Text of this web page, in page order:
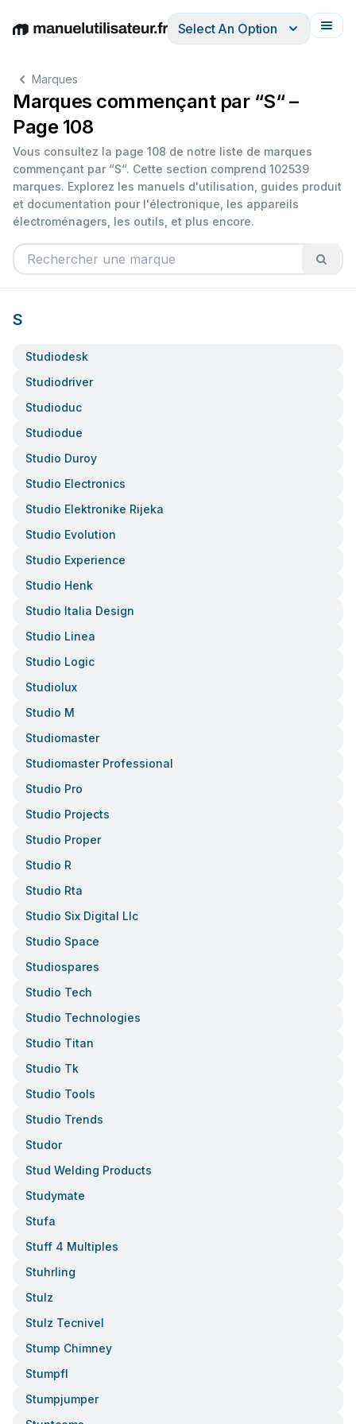
EnglishDeutschEspañolItalianoFrançais
Select An Option
Marques
Marques commençant par “S“ –
Page 108
Vous consultez la page 108 de notre liste de marques
commençant par “S“. Cette section comprend 102539
marques. Explorez les manuels d'utilisation, guides produit
et documentation pour l'électronique, les appareils
électroménagers, les outils, et plus encore.
S
Studiodesk
Studiodriver
Studioduc
Studiodue
Studio Duroy
Studio Electronics
Studio Elektronike Rijeka
Studio Evolution
Studio Experience
Studio Henk
Studio Italia Design
Studio Linea
Studio Logic
Studiolux
Studio M
Studiomaster
Studiomaster Professional
Studio Pro
Studio Projects
Studio Proper
Studio R
Studio Rta
Studio Six Digital Llc
Studio Space
Studiospares
Studio Tech
Studio Technologies
Studio Titan
Studio Tk
Studio Tools
Studio Trends
Studor
Stud Welding Products
Studymate
Stufa
Stuff 4 Multiples
Stuhrling
Stulz
Stulz Tecnivel
Stump Chimney
Stumpfl
Stumpjumper